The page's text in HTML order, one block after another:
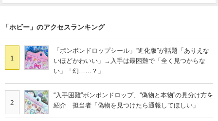
「ホビー」のアクセスランキング
1
「ボンボンドロップシール」“進化版”が話題「ありえな
いほどかわいい」→入手は最困難で「全く見つからな
い」「幻……？」
2
“入手困難”ボンボンドロップ、“偽物と本物”の見分け方を
紹介 担当者「偽物を見つけたら通報してほしい」